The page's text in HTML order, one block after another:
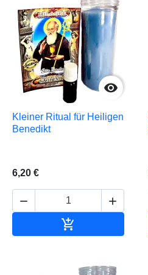

Kleiner Ritual für Heiligen
Benedikt
6,20 €
 
